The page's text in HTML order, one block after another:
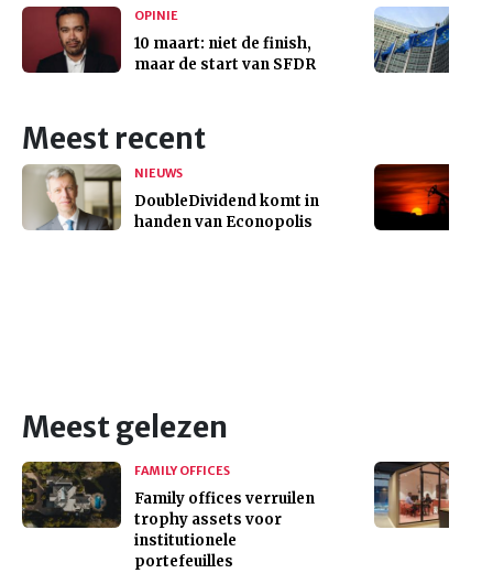
OPINIE
10 maart: niet de finish,
maar de start van SFDR
Meest recent
NIEUWS
DoubleDividend komt in
handen van Econopolis
Meest gelezen
FAMILY OFFICES
Family offices verruilen
trophy assets voor
institutionele
portefeuilles